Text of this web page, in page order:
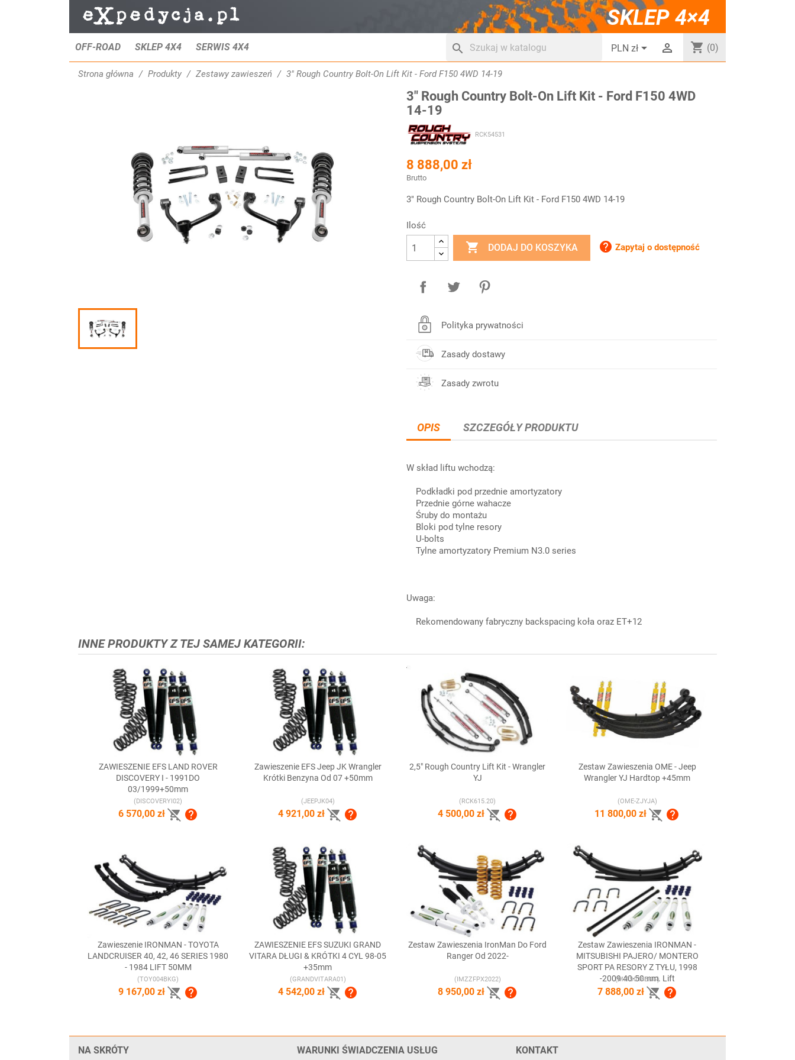
SKLEP 4×4
OFF-ROAD SKLEP 4X4 SERWIS 4X4 search PLN zł  shopping_cart (0)
Strona główna Produkty Zestawy zawieszeń 3" Rough Country Bolt-On Lift Kit - Ford F150 4WD 14-19
3" Rough Country Bolt-On Lift Kit - Ford F150 4WD
14-19
RCK54531
8 888,00 zł
Brutto
3" Rough Country Bolt-On Lift Kit - Ford F150 4WD 14-19
Ilość
 DODAJ DO KOSZYKA  Zapytaj o dostępność
Polityka prywatności
Zasady dostawy
Zasady zwrotu
OPIS SZCZEGÓŁY PRODUKTU
W skład liftu wchodzą:
Podkładki pod przednie amortyzatory
Przednie górne wahacze
Śruby do montażu
Bloki pod tylne resory
U-bolts
Tylne amortyzatory Premium N3.0 series
Uwaga:
Rekomendowany fabryczny backspacing koła oraz ET+12
INNE PRODUKTY Z TEJ SAMEJ KATEGORII:
Szybki podgląd
ZAWIESZENIE EFS LAND ROVER
DISCOVERY I - 1991DO
03/1999+50mm
(DISCOVERYI02)
6 570,00 zł  
Szybki podgląd
Zawieszenie EFS Jeep JK Wrangler
Krótki Benzyna Od 07 +50mm
(JEEPJK04)
4 921,00 zł  
 Szybki podgląd
2,5" Rough Country Lift Kit - Wrangler
YJ
(RCK615.20)
4 500,00 zł  
Szybki podgląd
Zestaw Zawieszenia OME - Jeep
Wrangler YJ Hardtop +45mm
(OME-ZJYJA)
11 800,00 zł  
Szybki podgląd
Zawieszenie IRONMAN - TOYOTA
LANDCRUISER 40, 42, 46 SERIES 1980
- 1984 LIFT 50MM
(TOY004BKG)
9 167,00 zł  
Szybki podgląd
ZAWIESZENIE EFS SUZUKI GRAND
VITARA DŁUGI & KRÓTKI 4 CYL 98-05
+35mm
(GRANDVITARA01)
4 542,00 zł  
Szybki podgląd
Zestaw Zawieszenia IronMan Do Ford
Ranger Od 2022-
(IMZZFPX2022)
8 950,00 zł  
Szybki podgląd
Zestaw Zawieszenia IRONMAN -
MITSUBISHI PAJERO/ MONTERO
SPORT PA RESORY Z TYŁU, 1998
-2009 40-50mm. Lift
(MITS018BKG)
7 888,00 zł  
NA SKRÓTY WARUNKI ŚWIADCZENIA USŁUG KONTAKT